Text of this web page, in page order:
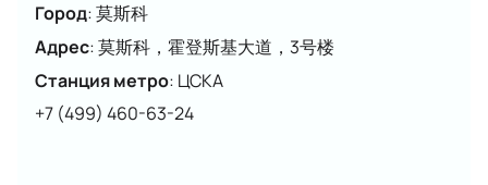
的人一起观看表演。
如何购买“莫斯科金马奖”门票 2023 年？
在我们的网站上进行简单的在线订购，即可观看莫斯科
精彩的花样滑冰比赛。 您只需输入您的卡详细信息，在
大厅地图上选择一个座位并注明您的电子邮件地址。
Город:莫斯科
Адрес:莫斯科，霍登斯基大道，3号楼
Станция метро: ЦСКА
+7 (499) 460-63-24